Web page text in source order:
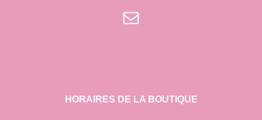
E-mail
HORAIRES DE LA BOUTIQUE